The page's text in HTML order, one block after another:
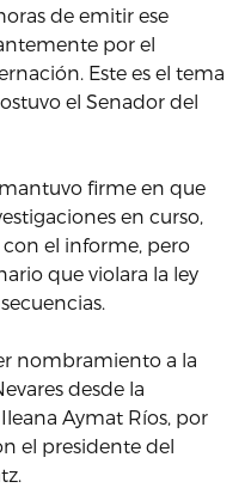
de emitir ese
por el
Este es el tema
el Senador del
firme en que
en curso,
el informe, pero
que violara la ley
nombramiento a la
desde la
Aymat Ríos, por
el presidente del